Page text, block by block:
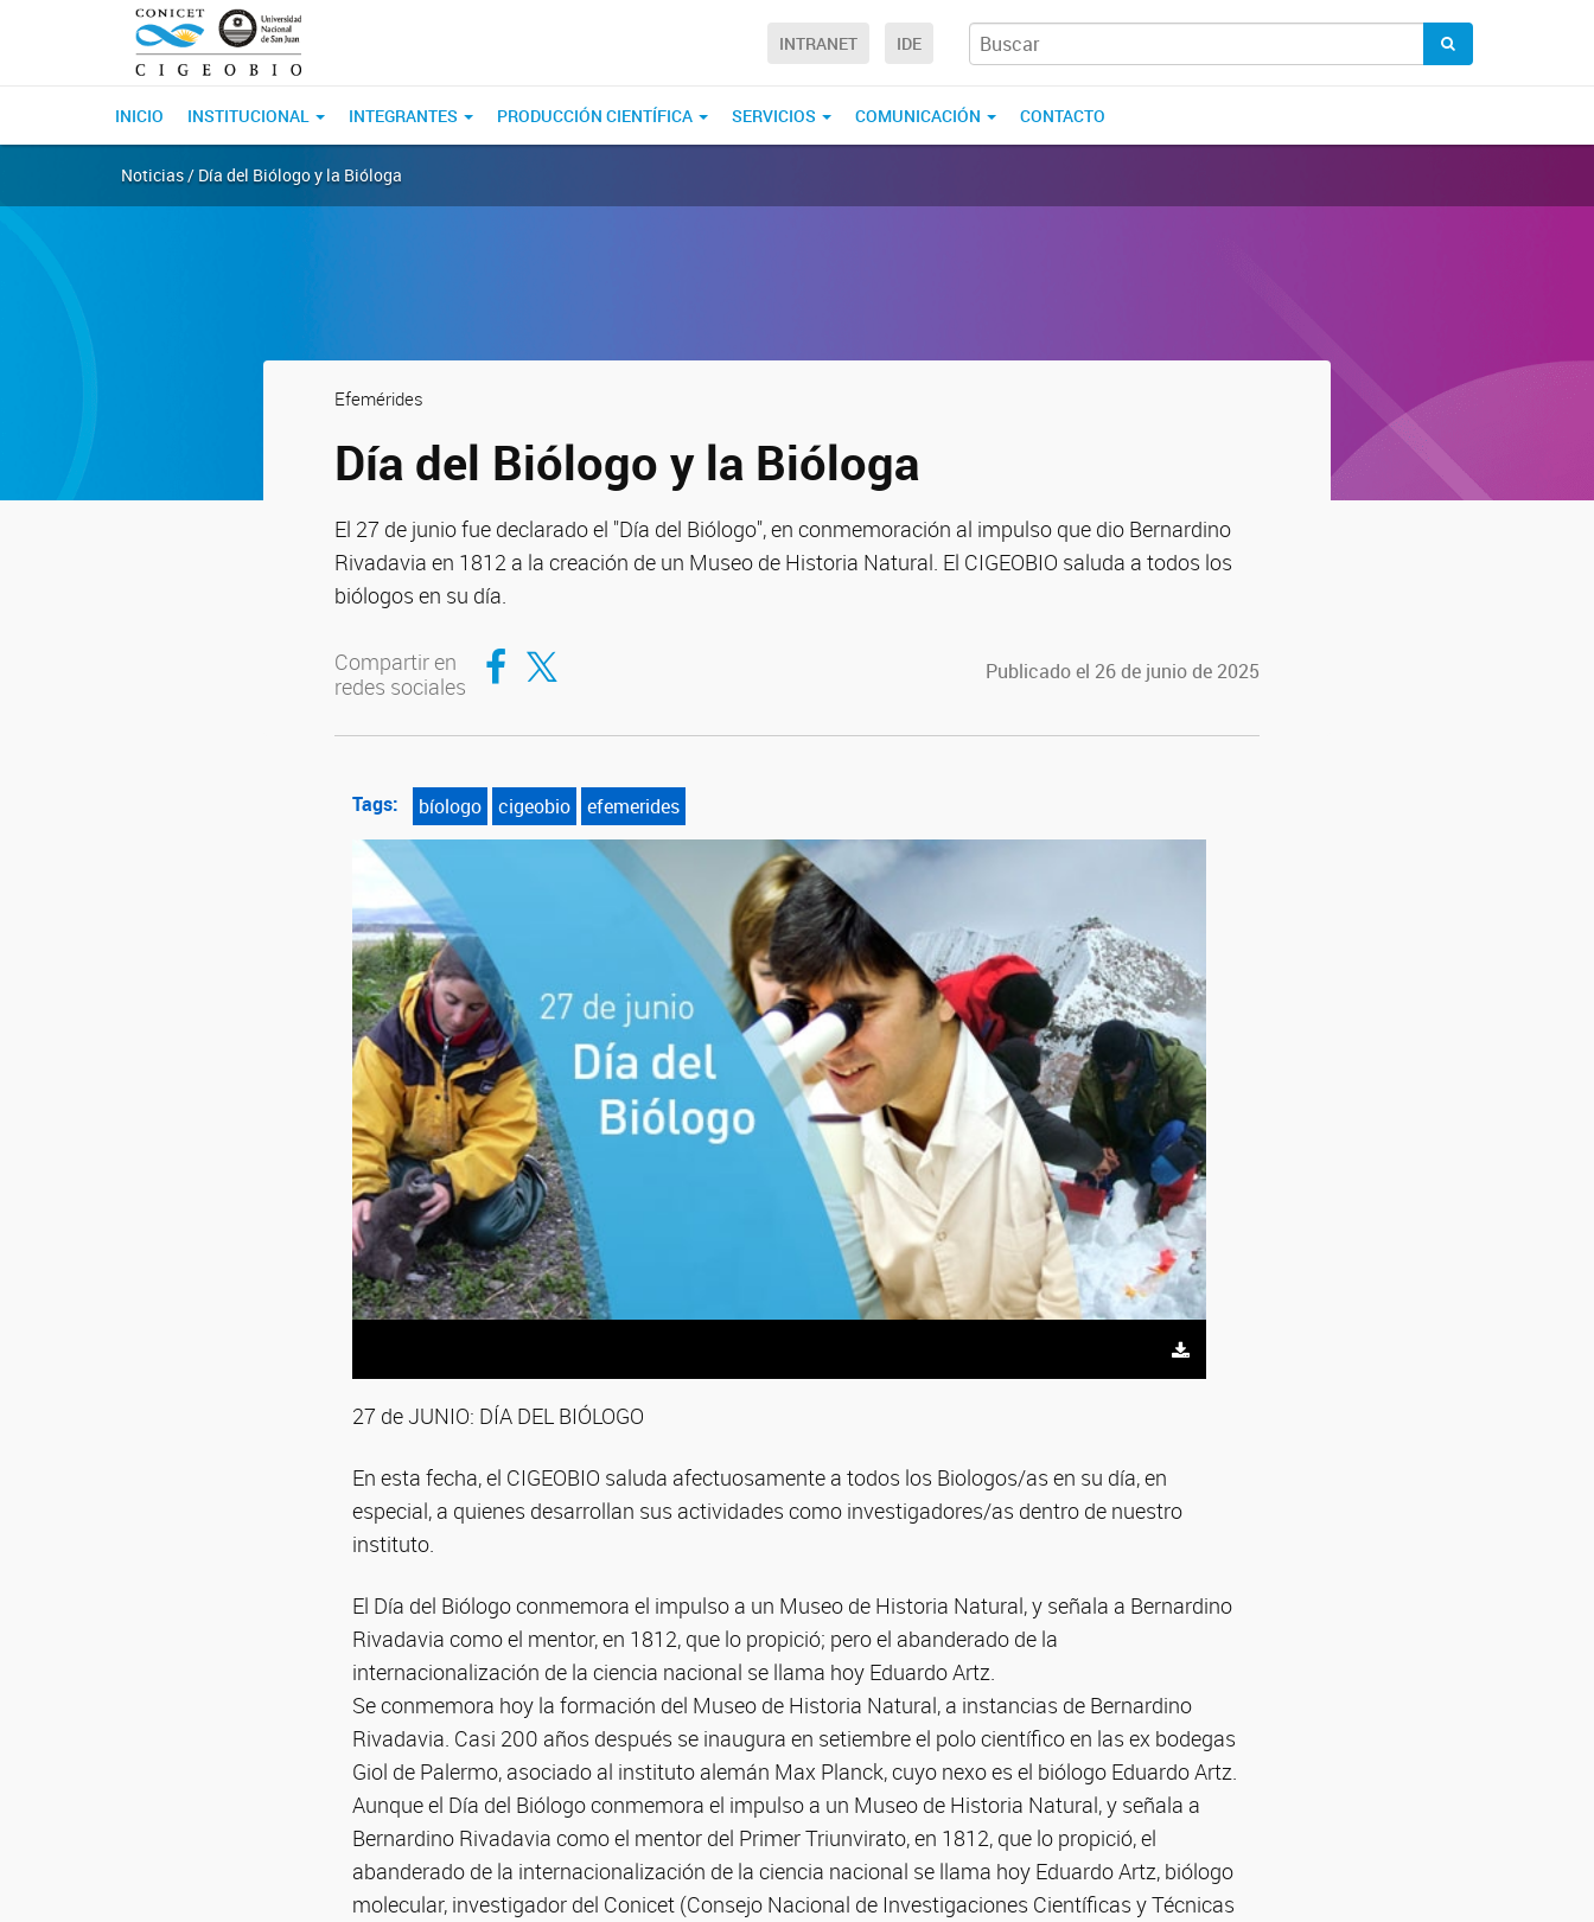
INTRANET IDE
INICIO INSTITUCIONAL INTEGRANTES PRODUCCIÓN CIENTÍFICA SERVICIOS COMUNICACIÓN CONTACTO
Noticias / Día del Biólogo y la Bióloga
Efemérides
Día del Biólogo y la Bióloga
El 27 de junio fue declarado el "Día del Biólogo", en conmemoración al impulso que dio Bernardino
Rivadavia en 1812 a la creación de un Museo de Historia Natural. El CIGEOBIO saluda a todos los
biólogos en su día.
Compartir en
redes sociales
Compartir en Facebook
Compartir en Twitter Publicado el 26 de junio de 2025
Tags: bíologo cigeobio efemerides
27 de JUNIO: DÍA DEL BIÓLOGO
En esta fecha, el CIGEOBIO saluda afectuosamente a todos los Biologos/as en su día, en
especial, a quienes desarrollan sus actividades como investigadores/as dentro de nuestro
instituto.
El Día del Biólogo conmemora el impulso a un Museo de Historia Natural, y señala a Bernardino
Rivadavia como el mentor, en 1812, que lo propició; pero el abanderado de la
internacionalización de la ciencia nacional se llama hoy Eduardo Artz.
Se conmemora hoy la formación del Museo de Historia Natural, a instancias de Bernardino
Rivadavia. Casi 200 años después se inaugura en setiembre el polo científico en las ex bodegas
Giol de Palermo, asociado al instituto alemán Max Planck, cuyo nexo es el biólogo Eduardo Artz.
Aunque el Día del Biólogo conmemora el impulso a un Museo de Historia Natural, y señala a
Bernardino Rivadavia como el mentor del Primer Triunvirato, en 1812, que lo propició, el
abanderado de la internacionalización de la ciencia nacional se llama hoy Eduardo Artz, biólogo
molecular, investigador del Conicet (Consejo Nacional de Investigaciones Científicas y Técnicas